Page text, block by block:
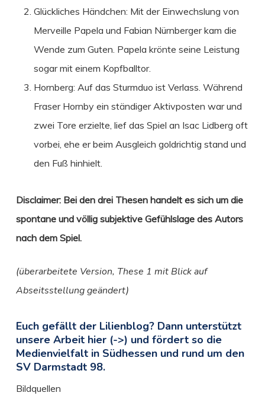
Glückliches Händchen: Mit der Einwechslung von
Merveille Papela und Fabian Nürnberger kam die
Wende zum Guten. Papela krönte seine Leistung
sogar mit einem Kopfballtor.
Hornberg: Auf das Sturmduo ist Verlass. Während
Fraser Hornby ein ständiger Aktivposten war und
zwei Tore erzielte, lief das Spiel an Isac Lidberg oft
vorbei, ehe er beim Ausgleich goldrichtig stand und
den Fuß hinhielt.
Disclaimer: Bei den drei Thesen handelt es sich um die
spontane und völlig subjektive Gefühlslage des Autors
nach dem Spiel.
(überarbeitete Version, These 1 mit Blick auf
Abseitsstellung geändert)
Euch gefällt der Lilienblog? Dann unterstützt
unsere Arbeit hier (->) und fördert so die
Medienvielfalt in Südhessen und rund um den
SV Darmstadt 98.
Bildquellen